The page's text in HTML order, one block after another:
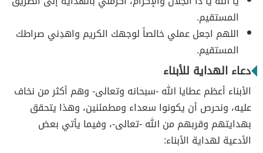
المستقيم.
اللهم اجعل عملي خالصاً لوجهك الكريم واهدِني صراطك
المستقيم.
دعاء الهداية للأبناء
الأبناء أعظم عطايا الله -سبحانه وتعالى- وهم أكثر من نخاف
عليه، ونحرص أن يكونوا سعداء ومطمئنين، وهذا يتحقق
بهدايتهم وقربهم من الله -تعالى-، وفيما يأتي بعض
الأدعية لهداية الأبناء: